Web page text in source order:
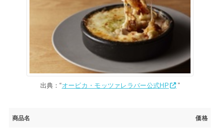
出典：“オービカ・モッツァレラバー公式HP ”
商品名 価格